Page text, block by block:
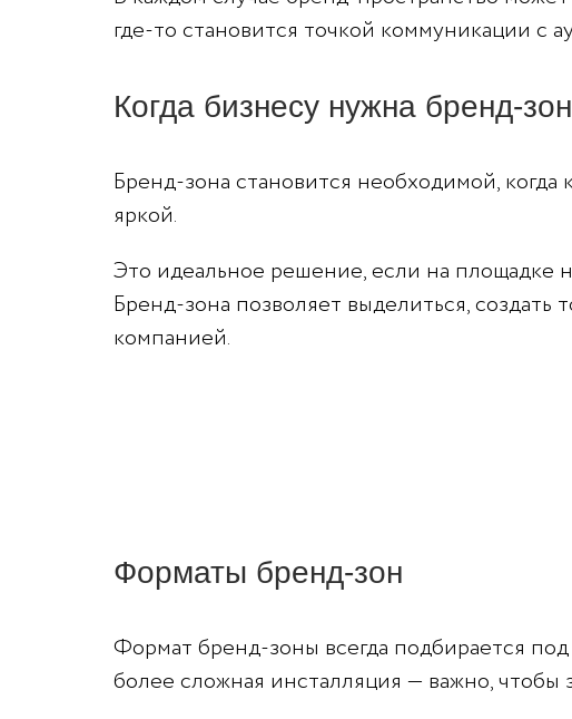
где-то становится точкой коммуникации с
Когда бизнесу нужна бренд-
Бренд-зона становится необходимой,
яркой.
Это идеальное решение, если на площадке
Бренд-зона позволяет выделиться,
компанией.
Форматы бренд-зон
Формат бренд-зоны всегда подбирается
более сложная инсталляция — важно, чтобы